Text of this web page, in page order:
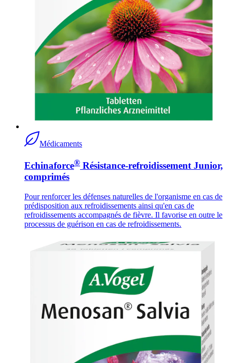
Médicaments
Echinaforce® Résistance-refroidissement Junior,
comprimés
Pour renforcer les défenses naturelles de l'organisme en cas de
prédisposition aux refroidissements ainsi qu'en cas de
refroidissements accompagnés de fièvre. Il favorise en outre le
processus de guérison en cas de refroidissements.